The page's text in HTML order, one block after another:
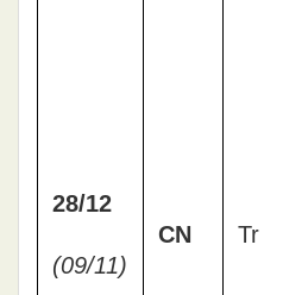
28/12
(09/11)
CN Tr